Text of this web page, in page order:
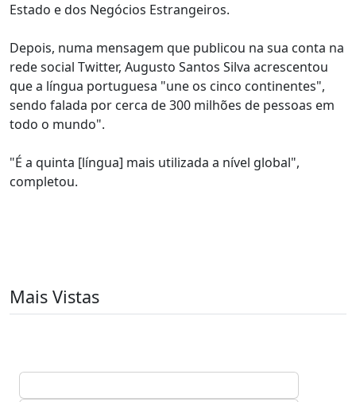
Estado e dos Negócios Estrangeiros.
Depois, numa mensagem que publicou na sua conta na
rede social Twitter, Augusto Santos Silva acrescentou
que a língua portuguesa "une os cinco continentes",
sendo falada por cerca de 300 milhões de pessoas em
todo o mundo".
"É a quinta [língua] mais utilizada a nível global",
completou.
Mais Vistas